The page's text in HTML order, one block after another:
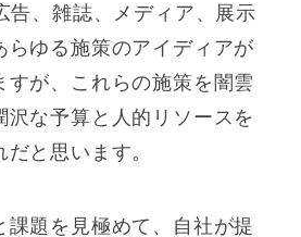
告、雑誌、メディア、展示
ゆる施策のアイディアが
すが、これらの施策を闇雲
沢な予算と人的リソースを
と思います。
課題を見極めて、自社が提